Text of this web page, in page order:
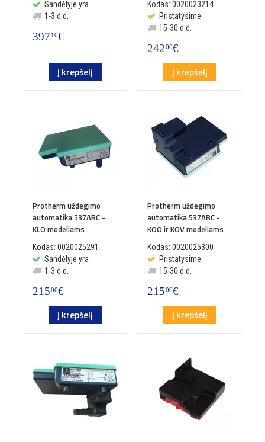
Sandėlyje yra
1-3 d.d.
397 10€
Į krepšelį
Kodas: 0020023214
Pristatysime
15-30 d.d.
24200€
Į krepšelį
Protherm uždegimo
automatika 537ABC -
KLO modeliams
Kodas: 0020025291
Sandėlyje yra
1-3 d.d.
21500€
Į krepšelį
Protherm uždegimo
automatika 537ABC -
KOO ir KOV modeliams
Kodas: 0020025300
Pristatysime
15-30 d.d.
21500€
Į krepšelį